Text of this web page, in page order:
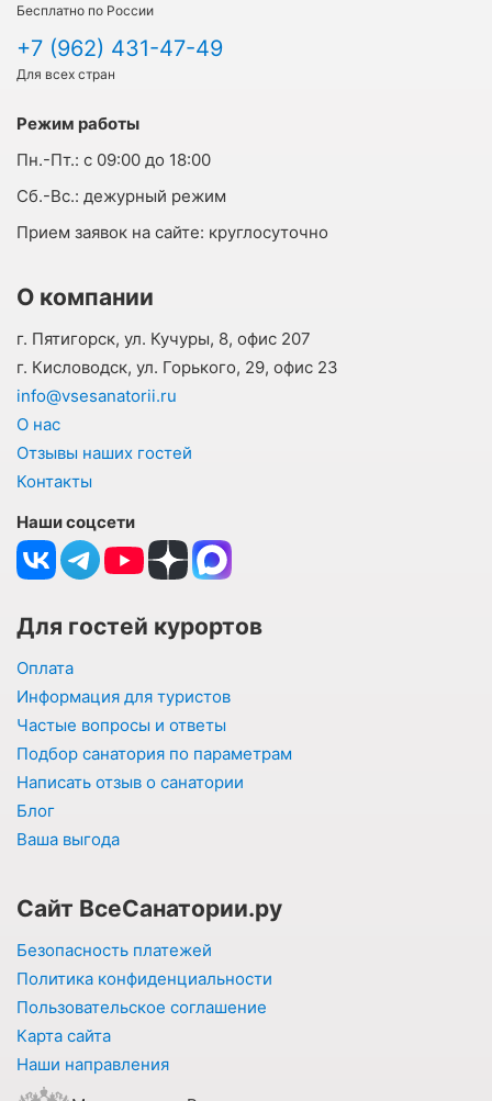
Бесплатно по России
+7 (962) 431-47-49
Для всех стран
Режим работы
Пн.-Пт.: с 09:00 до 18:00
Cб.-Вс.: дежурный режим
Прием заявок на сайте: круглосуточно
О компании
г. Пятигорск, ул. Кучуры, 8, офис 207
г. Кисловодск, ул. Горького, 29, офис 23
info@vsesanatorii.ru
О нас
Отзывы наших гостей
Контакты
Наши соцсети
Для гостей курортов
Оплата
Информация для туристов
Частые вопросы и ответы
Подбор санатория по параметрам
Написать отзыв о санатории
Блог
Ваша выгода
Сайт ВсеСанатории.ру
Безопасность платежей
Политика конфиденциальности
Пользовательское соглашение
Карта сайта
Наши направления